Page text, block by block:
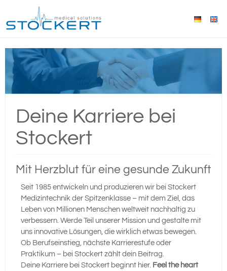
Deine Karriere bei
Stockert
Mit Herzblut für eine gesunde Zukunft
Seit 1985 entwickeln und produzieren wir bei Stockert
Medizintechnik der Spitzenklasse – mit dem Ziel, das
Leben von Millionen Menschen weltweit nachhaltig zu
verbessern. Werde Teil unserer Mission und gestalte mit
uns innovative Lösungen, die wirklich etwas bewegen.
Ob Berufseinstieg, nächste Karrierestufe oder
Praktikum – bei Stockert zählt dein Beitrag.
Deine Karriere bei Stockert beginnt hier. Feel the heart